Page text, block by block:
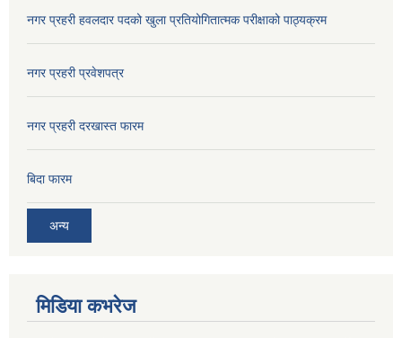
नगर प्रहरी हवलदार पदको खुला प्रतियोगितात्मक परीक्षाको पाठ्यक्रम
नगर प्रहरी प्रवेशपत्र
नगर प्रहरी दरखास्त फारम
बिदा फारम
अन्य
मिडिया कभरेज